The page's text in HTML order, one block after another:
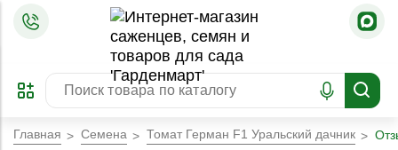
ПРЕДЗАКАЗ
ЗАБРОНИРОВАТЬ
ЛУЧШЕЕ
Главная Семена Томат Герман F1 Уральский дачник